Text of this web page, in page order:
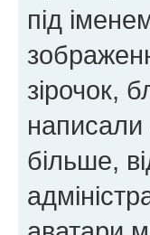
під
зірочок,
більше,